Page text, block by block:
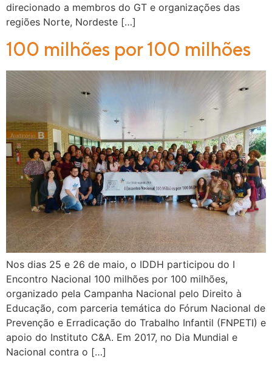
direcionado a membros do GT e organizações das
regiões Norte, Nordeste […]
100 milhões por 100 milhões
Nos dias 25 e 26 de maio, o IDDH participou do I
Encontro Nacional 100 milhões por 100 milhões,
organizado pela Campanha Nacional pelo Direito à
Educação, com parceria temática do Fórum Nacional de
Prevenção e Erradicação do Trabalho Infantil (FNPETI) e
apoio do Instituto C&A. Em 2017, no Dia Mundial e
Nacional contra o […]